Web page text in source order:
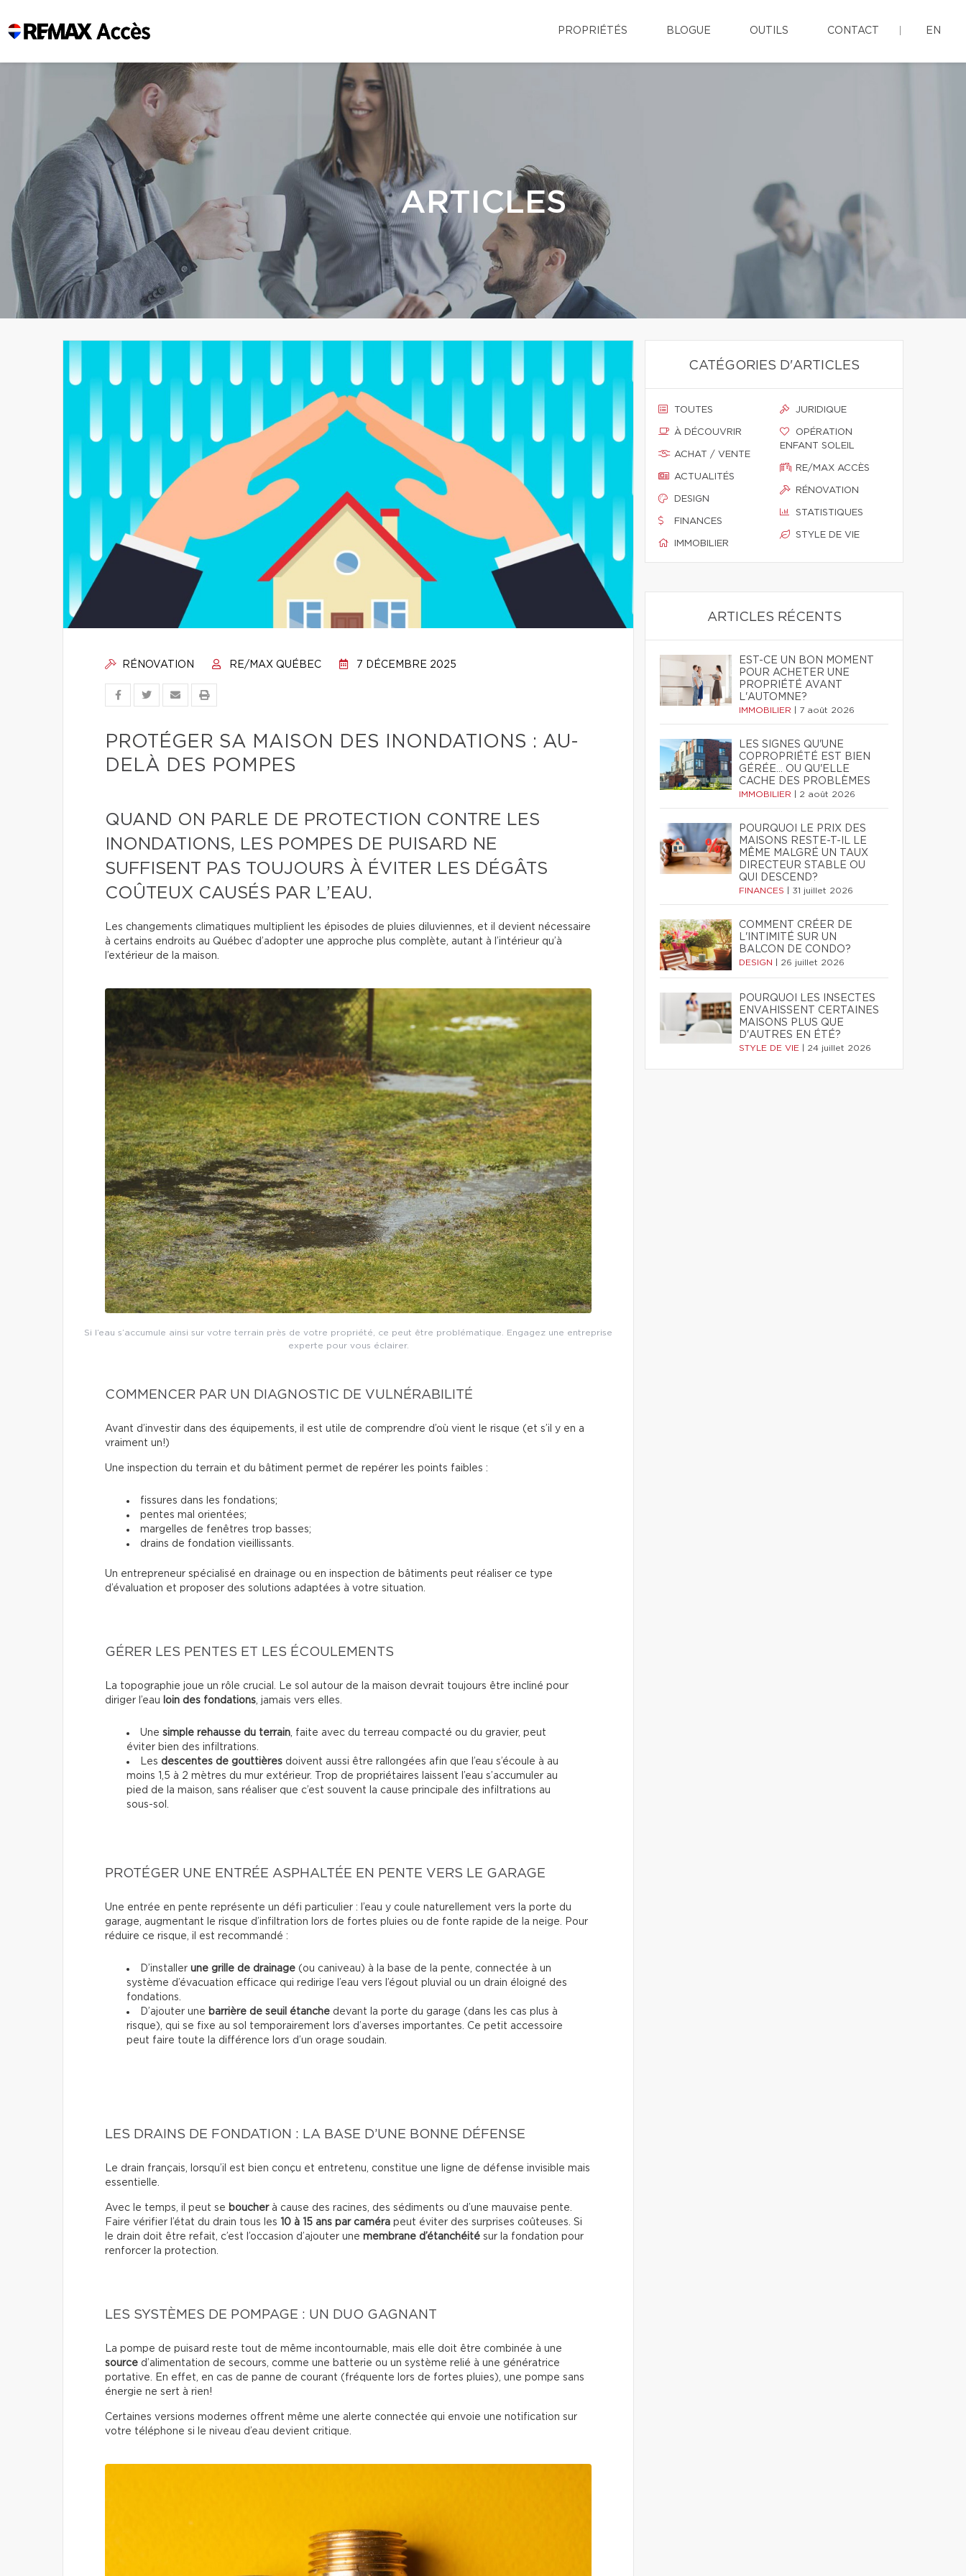
PROPRIÉTÉS BLOGUE OUTILS CONTACT EN
ARTICLES
RÉNOVATION RE/MAX QUÉBEC 7 DÉCEMBRE 2025
PROTÉGER SA MAISON DES INONDATIONS : AU-
DELÀ DES POMPES
QUAND ON PARLE DE PROTECTION CONTRE LES
INONDATIONS, LES POMPES DE PUISARD NE
SUFFISENT PAS TOUJOURS À ÉVITER LES DÉGÂTS
COÛTEUX CAUSÉS PAR L’EAU.
Les changements climatiques multiplient les épisodes de pluies diluviennes, et il devient nécessaire
à certains endroits au Québec d’adopter une approche plus complète, autant à l’intérieur qu’à
l’extérieur de la maison.
Si l’eau s’accumule ainsi sur votre terrain près de votre propriété, ce peut être problématique. Engagez une entreprise
experte pour vous éclairer.
COMMENCER PAR UN DIAGNOSTIC DE VULNÉRABILITÉ
Avant d’investir dans des équipements, il est utile de comprendre d’où vient le risque (et s’il y en a
vraiment un!)
Une inspection du terrain et du bâtiment permet de repérer les points faibles :
fissures dans les fondations;
pentes mal orientées;
margelles de fenêtres trop basses;
drains de fondation vieillissants.
Un entrepreneur spécialisé en drainage ou en inspection de bâtiments peut réaliser ce type
d’évaluation et proposer des solutions adaptées à votre situation.
GÉRER LES PENTES ET LES ÉCOULEMENTS
La topographie joue un rôle crucial. Le sol autour de la maison devrait toujours être incliné pour
diriger l’eau loin des fondations , jamais vers elles.
Une simple rehausse du terrain , faite avec du terreau compacté ou du gravier, peut
éviter bien des infiltrations.
Les descentes de gouttières doivent aussi être rallongées afin que l’eau s’écoule à au
moins 1,5 à 2 mètres du mur extérieur. Trop de propriétaires laissent l’eau s’accumuler au
pied de la maison, sans réaliser que c’est souvent la cause principale des infiltrations au
sous-sol.
PROTÉGER UNE ENTRÉE ASPHALTÉE EN PENTE VERS LE GARAGE
Une entrée en pente représente un défi particulier : l’eau y coule naturellement vers la porte du
garage, augmentant le risque d’infiltration lors de fortes pluies ou de fonte rapide de la neige. Pour
réduire ce risque, il est recommandé :
D’installer une grille de drainage (ou caniveau) à la base de la pente, connectée à un
système d’évacuation efficace qui redirige l’eau vers l’égout pluvial ou un drain éloigné des
fondations.
D’ajouter une barrière de seuil étanche devant la porte du garage (dans les cas plus à
risque), qui se fixe au sol temporairement lors d’averses importantes. Ce petit accessoire
peut faire toute la différence lors d’un orage soudain.
LES DRAINS DE FONDATION : LA BASE D’UNE BONNE DÉFENSE
Le drain français, lorsqu’il est bien conçu et entretenu, constitue une ligne de défense invisible mais
essentielle.
Avec le temps, il peut se boucherà cause des racines, des sédiments ou d’une mauvaise pente.
Faire vérifier l’état du drain tous les 10 à 15 ans par caméra peut éviter des surprises coûteuses. Si
le drain doit être refait, c’est l’occasion d’ajouter une membrane d’étanchéité sur la fondation pour
renforcer la protection.
LES SYSTÈMES DE POMPAGE : UN DUO GAGNANT
La pompe de puisard reste tout de même incontournable, mais elle doit être combinée à une
source d’alimentation de secours, comme une batterie ou un système relié à une génératrice
portative. En effet, en cas de panne de courant (fréquente lors de fortes pluies), une pompe sans
énergie ne sert à rien!
Certaines versions modernes offrent même une alerte connectée qui envoie une notification sur
votre téléphone si le niveau d’eau devient critique.
CATÉGORIES D'ARTICLES
TOUTES
À DÉCOUVRIR
ACHAT / VENTE
ACTUALITÉS
DESIGN
FINANCES
IMMOBILIER
JURIDIQUE
ENFANT SOLEIL
RE/MAX ACCÈS
RÉNOVATION
STATISTIQUES
STYLE DE VIE
ARTICLES RÉCENTS
EST-CE UN BON MOMENT
POUR ACHETER UNE
PROPRIÉTÉ AVANT
L'AUTOMNE?
IMMOBILIER 7 août 2026
LES SIGNES QU'UNE
COPROPRIÉTÉ EST BIEN
GÉRÉE… OU QU'ELLE
CACHE DES PROBLÈMES
IMMOBILIER 2 août 2026
POURQUOI LE PRIX DES
MAISONS RESTE-T-IL LE
MÊME MALGRÉ UN TAUX
DIRECTEUR STABLE OU
QUI DESCEND?
FINANCES 31 juillet 2026
COMMENT CRÉER DE
L'INTIMITÉ SUR UN
BALCON DE CONDO?
DESIGN 26 juillet 2026
POURQUOI LES INSECTES
ENVAHISSENT CERTAINES
MAISONS PLUS QUE
D'AUTRES EN ÉTÉ?
STYLE DE VIE 24 juillet 2026